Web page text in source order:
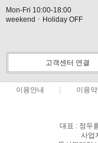
Mon-Fri 10:00-18:00
weekendㆍHoliday OFF
고객센터 연결
이용안내 이용
대표 : 정두
사업